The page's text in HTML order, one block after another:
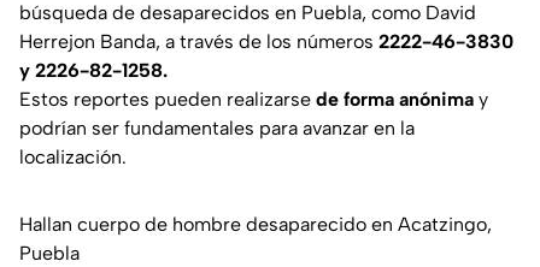
búsqueda de desaparecidos en Puebla, como David
Herrejon Banda, a través de los números 2222-46-3830
y 2226-82-1258.
Estos reportes pueden realizarse de forma anónima y
podrían ser fundamentales para avanzar en la
localización.
Hallan cuerpo de hombre desaparecido en Acatzingo,
Puebla